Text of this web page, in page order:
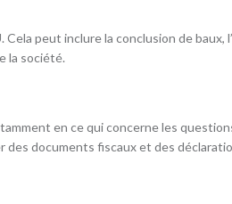
peut inclure la conclusion de baux,
la société.
en ce qui concerne les
documents fiscaux et des